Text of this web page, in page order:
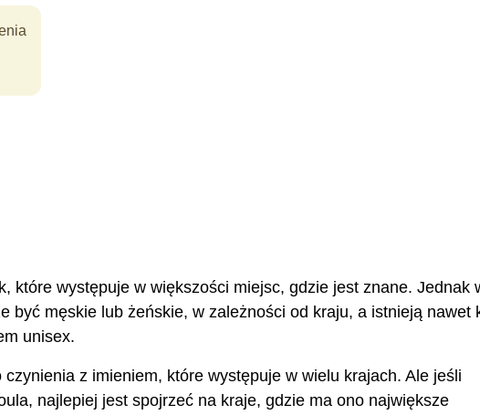
które występuje w większości miejsc, gdzie jest znane. Jednak
być męskie lub żeńskie, w zależności od kraju, a istnieją nawet
unisex.
z imieniem, które występuje w wielu krajach. Ale jeśli
najlepiej jest spojrzeć na kraje, gdzie ma ono największe